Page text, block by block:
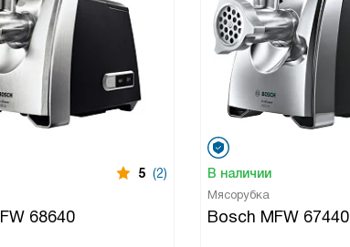
5 (2)
68640
В наличии
Мясорубка
Bosch MFW 67440